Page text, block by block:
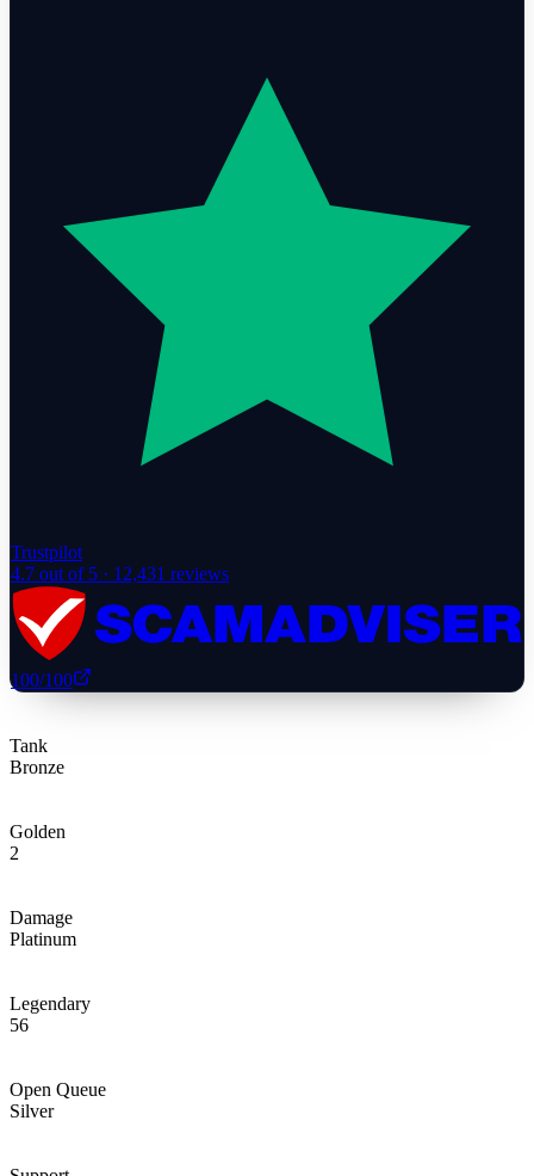
Trustpilot
4.7 out of 5 · 12,431 reviews
100/100
Tank
Bronze
Golden
2
Damage
Platinum
Legendary
56
Open Queue
Silver